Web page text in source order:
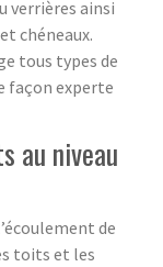
verrières ainsi
chéneaux.
tous types de
façon experte
au niveau
de
toits et les